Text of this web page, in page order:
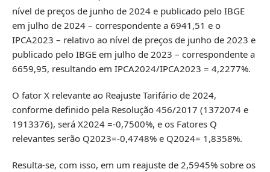
nível de preços de junho de 2024 e publicado pelo IBGE
em julho de 2024 – correspondente a 6941,51 e o
IPCA2023 – relativo ao nível de preços de junho de 2023 e
publicado pelo IBGE em julho de 2023 – correspondente a
6659,95, resultando em IPCA2024/IPCA2023 = 4,2277%.
O fator X relevante ao Reajuste Tarifário de 2024,
conforme definido pela Resolução 456/2017 (1372074 e
1913376), será X2024 =-0,7500%, e os Fatores Q
relevantes serão Q2023=-0,4748% e Q2024= 1,8358%.
Resulta-se, com isso, em um reajuste de 2,5945% sobre os